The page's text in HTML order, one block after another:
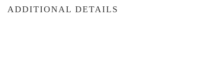
ADDITIONAL DETAILS